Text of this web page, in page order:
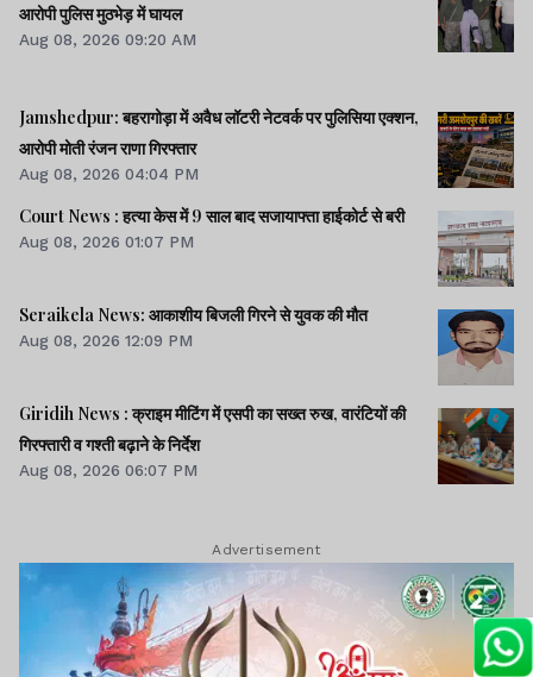
आरोपी पुलिस मुठभेड़ में घायल
Aug 08, 2026 09:20 AM
Jamshedpur: बहरागोड़ा में अवैध लॉटरी नेटवर्क पर पुलिसिया एक्शन,
आरोपी मोती रंजन राणा गिरफ्तार
Aug 08, 2026 04:04 PM
Court News : हत्या केस में 9 साल बाद सजायाफ्ता हाईकोर्ट से बरी
Aug 08, 2026 01:07 PM
Seraikela News: आकाशीय बिजली गिरने से युवक की मौत
Aug 08, 2026 12:09 PM
Giridih News : क्राइम मीटिंग में एसपी का सख्त रुख, वारंटियों की
गिरफ्तारी व गश्ती बढ़ाने के निर्देश
Aug 08, 2026 06:07 PM
Advertisement